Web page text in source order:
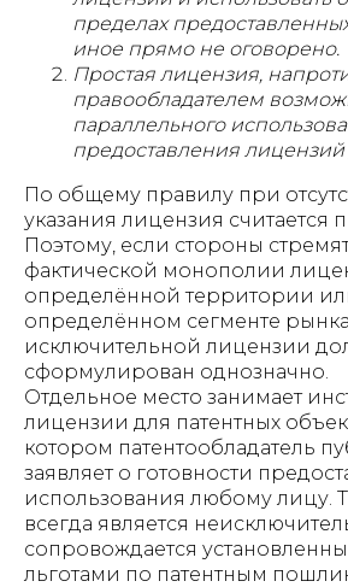
пределах
иное прямо не оговорено.
Простая лицензия,
правообладателем
параллельного
предоставления
По общему правилу при
указания лицензия считается
Поэтому, если стороны
фактической монополии
определённой территории
определённом сегменте
исключительной лицензии
сформулирован однозначно.
Отдельное место занимает
лицензии для патентных
котором патентообладатель
заявляет о готовности
использования любому лицу.
всегда является
сопровождается
льготами по патентным